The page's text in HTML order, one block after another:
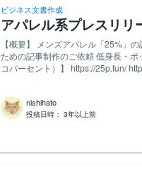
ビジネス文書作成
アパレル系プレスリ
【概要】 メンズアパレル「25%」
ための記事制作のご依頼 低身長・ポッチャリのメンズを対象にしたアパレルブランド【25%（ニ
コパーセント）】 https://25p.fun/ https://instagram.com/nico_percent/ 【OPENした時に投稿した
していただきたいです。 こちらから
ィガン着用） 他必要情報な
nishihato
投稿日時： 3年以上前